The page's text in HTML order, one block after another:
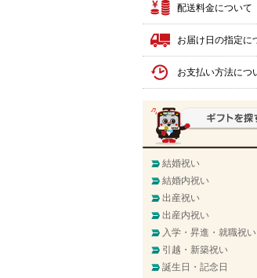
配送料金について
お届け日の指定に
お支払い方法につ
結婚祝い
結婚内祝い
出産祝い
出産内祝い
入学・昇進・就職祝い
引越・新築祝い
誕生日・記念日